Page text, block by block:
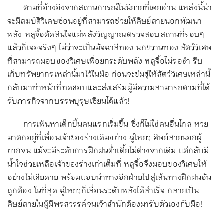
ตามที่อ้างอิงจากสถานการณ์ในนิยายที่เคยอ่าน แหล่งนี้น่า
จะมีสมบัติวิเศษซ่อนอยู่ที่สามารถช่วยให้ศิษย์สายนอกพัฒนา
พลัง หลูจื้อตัดสินใจแผ่พลังวิญญาณตรวจสอบสถานที่รอบๆ
แล้วก็เจอจริงๆ ไม่ว่าจะเป็นมัจฉาสีทอง นกขวานทอง สัตว์วิเศษ
ที่สามารถมอบของวิเศษเพื่อยกระดับพลัง หลูจื้อไม่รอช้า รีบ
เก็บทรัพยากรเหล่านี้มาไว้ในมือ ก่อนจะข่มขู่ให้สัตว์วิเศษเหล่านี้
กลับมาทำหน้าที่ทดสอบและส่งเสริมผู้มีความสามารถตามที่ได้
รับภารกิจจากบรรพบุรุษเซียนได้แล้ว!
การเฟ้นหาเด็กปั้นคนแรกเริ่มขึ้น ซึ่งก็ไม่ใช่คนอื่นไกล หวย
มาตกอยู่ที่เพื่อนเจ้าของร่างเดิมอย่าง ฉู่โหยว ศิษย์สายนอกผู้
ยากจน แม้จะมีระดับการฝึกฝนต่ำเตี้ยไม่ต่างจากเดิม แต่กลับมี
น้ำใจช่วยเหลือเจ้าของร่างเก่าเต็มที่ หลูจื้อจึงมอบของวิเศษให้
อย่างไม่เสียดาย พร้อมแอบนำทางอีกฝ่ายไปสู่เส้นทางฝึกฝนอัน
ถูกต้อง ในที่สุด ฉู่โหยวก็เลื่อนระดับพลังได้สำเร็จ กลายเป็น
ศิษย์สายในผู้มีพรสวรรค์จนเจ้าสำนักต้องมารับตัวเองกับมือ!